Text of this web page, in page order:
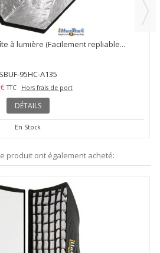
à lumière (Facilement repliable...
SBUF-95HC-A135
TTC Hors frais de port
DÉTAILS
En Stock
produit ont également acheté: